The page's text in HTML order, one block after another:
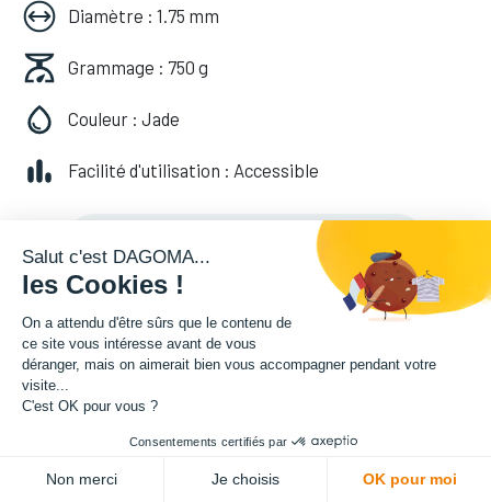
Diamètre : 1.75 mm
Grammage : 750 g
Couleur : Jade
Facilité d'utilisation : Accessible
20,82€HT
(20,82 TVA comprise)
Salut c'est DAGOMA...
les Cookies !
On a attendu d'être sûrs que le contenu de
ce site vous intéresse avant de vous
déranger, mais on aimerait bien vous accompagner pendant votre
visite...
C'est OK pour vous ?
Consentements certifiés par
Non merci Je choisis OK pour moi